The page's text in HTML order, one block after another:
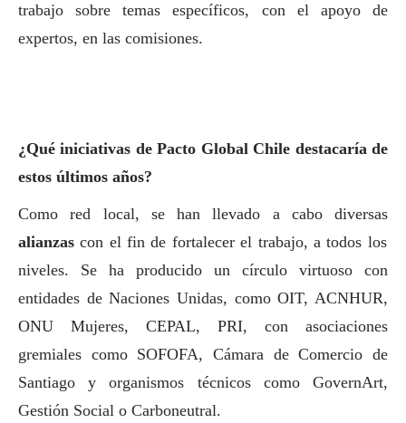
trabajo sobre temas específicos, con el apoyo de
expertos, en las comisiones.
¿Qué iniciativas de Pacto Global Chile destacaría de
estos últimos años?
Como red local, se han llevado a cabo diversas
alianzascon el fin de fortalecer el trabajo, a todos los
niveles. Se ha producido un círculo virtuoso con
entidades de Naciones Unidas, como OIT, ACNHUR,
ONU Mujeres, CEPAL, PRI, con asociaciones
gremiales como SOFOFA, Cámara de Comercio de
Santiago y organismos técnicos como GovernArt,
Gestión Social o Carboneutral.